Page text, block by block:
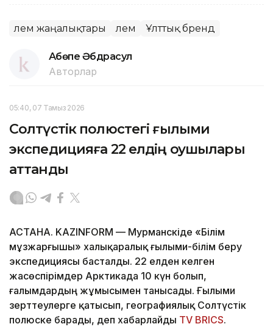
Әлем жаңалықтары Әлем Ұлттық бренд
Ақбөпе Әбдрасул
Авторлар
05:40, 07 Тамыз 2026
Солтүстік полюстегі ғылыми
экспедицияға 22 елдің оқушылары
аттанды
АСТАНА. KAZINFORM — Мурманскіде «Білім
мұзжарғышы» халықаралық ғылыми-білім беру
экспедициясы басталды. 22 елден келген
жасөспірімдер Арктикада 10 күн болып,
ғалымдардың жұмысымен танысады. Ғылыми
зерттеулерге қатысып, географиялық Солтүстік
полюске барады, деп хабарлайды TV BRICS.